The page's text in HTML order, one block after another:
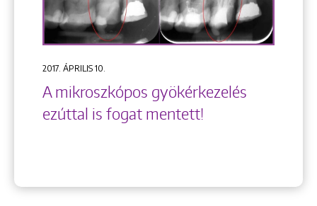
2017. ÁPRILIS 10.
A mikroszkópos gyökérkezelés
ezúttal is fogat mentett!